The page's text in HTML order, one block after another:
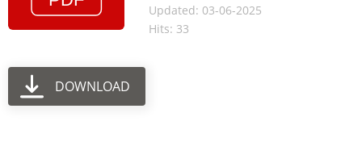
Updated: 03-06-2025
Hits: 33
DOWNLOAD